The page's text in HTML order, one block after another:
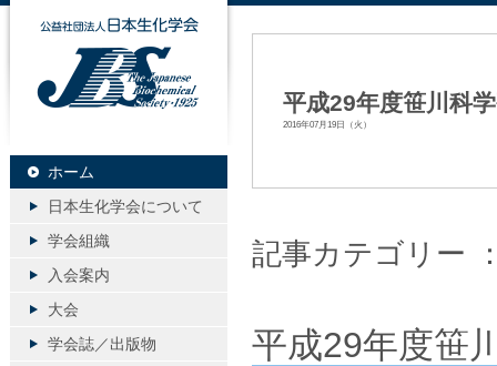
平成29年度笹川科
2016年07月19日（火）
記事カテゴリー
平成29年度笹
公益社団法人日本生化学会
ホーム
日本生化学会について
学会組織
入会案内
大会
学会誌／出版物